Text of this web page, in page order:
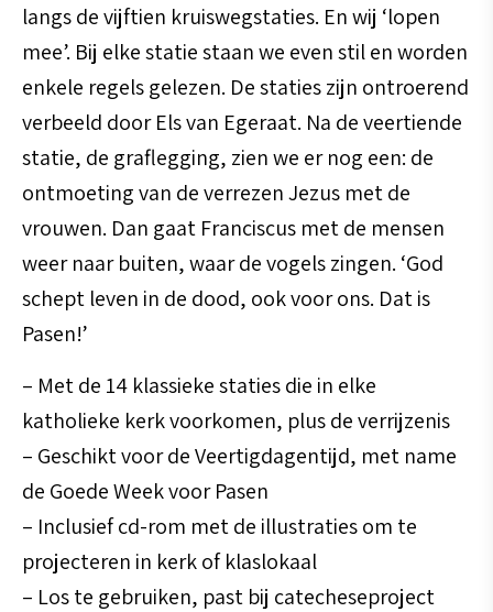
langs de vijftien kruiswegstaties. En wij ‘lopen
mee’. Bij elke statie staan we even stil en worden
enkele regels gelezen. De staties zijn ontroerend
verbeeld door Els van Egeraat. Na de veertiende
statie, de graflegging, zien we er nog een: de
ontmoeting van de verrezen Jezus met de
vrouwen. Dan gaat Franciscus met de mensen
weer naar buiten, waar de vogels zingen. ‘God
schept leven in de dood, ook voor ons. Dat is
Pasen!’
– Met de 14 klassieke staties die in elke
katholieke kerk voorkomen, plus de verrijzenis
– Geschikt voor de Veertigdagentijd, met name
de Goede Week voor Pasen
– Inclusief cd-rom met de illustraties om te
projecteren in kerk of klaslokaal
– Los te gebruiken, past bij catecheseproject